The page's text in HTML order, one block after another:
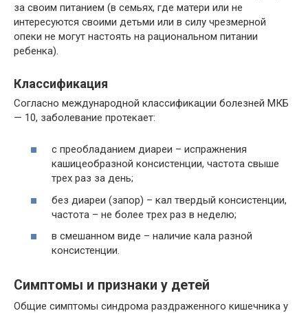
за своим питанием (в семьях, где матери или не
интересуются своими детьми или в силу чрезмерной
опеки не могут настоять на рациональном питании
ребенка).
Классификация
Согласно международной классификации болезней МКБ
— 10, заболевание протекает:
с преобладанием диареи – испражнения
кашицеобразной консистенции, частота свыше
трех раз за день;
без диареи (запор) – кал твердый консистенции,
частота – не более трех раз в неделю;
в смешанном виде – наличие кала разной
консистенции.
Симптомы и признаки у детей
Общие симптомы синдрома раздраженного кишечника у